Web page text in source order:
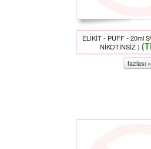
ELİKİT - PUFF - 20ml
NİKOTİNSİZ )
fazlası »